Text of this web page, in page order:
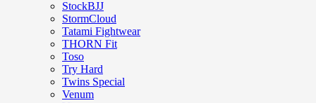
StockBJJ
StormCloud
Tatami Fightwear
THORN Fit
Toso
Try Hard
Twins Special
Venum